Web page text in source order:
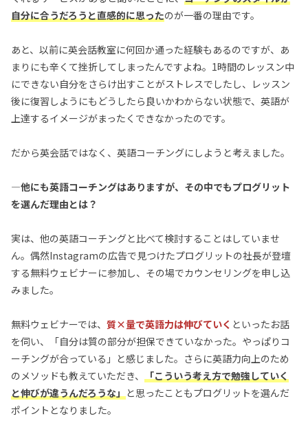
自分に合うだろうと直感的に思ったのが一番の理由です。
あと、以前に英会話教室に何回か通った経験もあるのですが、あ
まりにも辛くて挫折してしまったんですよね。1時間のレッスン中
にできない自分をさらけ出すことがストレスでしたし、レッスン
後に復習しようにもどうしたら良いかわからない状態で、英語が
上達するイメージがまったくできなかったのです。
だから英会話ではなく、英語コーチングにしようと考えました。
—他にも英語コーチングはありますが、その中でもプログリット
を選んだ理由とは？
実は、他の英語コーチングと比べて検討することはしていませ
ん。偶然Instagramの広告で見つけたプログリットの社長が登壇
する無料ウェビナーに参加し、その場でカウンセリングを申し込
みました。
無料ウェビナーでは、 質×量で英語力は伸びていく といったお話
を伺い、「自分は質の部分が担保できていなかった。やっぱりコ
ーチングが合っている」と感じました。さらに英語力向上のため
のメソッドも教えていただき、
「こういう考え方で勉強していく
と伸びが違うんだろうな」 と思ったこともプログリットを選んだ
ポイントとなりました。